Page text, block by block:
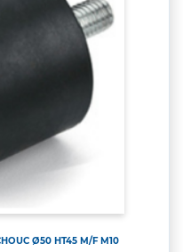
Ø50 HT45 M/F M10